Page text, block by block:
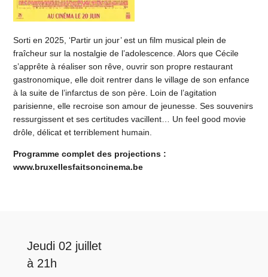
Sorti en 2025, ‘Partir un jour’ est un film musical plein de
fraîcheur sur la nostalgie de l’adolescence. Alors que Cécile
s’apprête à réaliser son rêve, ouvrir son propre restaurant
gastronomique, elle doit rentrer dans le village de son enfance
à la suite de l’infarctus de son père. Loin de l’agitation
parisienne, elle recroise son amour de jeunesse. Ses souvenirs
ressurgissent et ses certitudes vacillent… Un feel good movie
drôle, délicat et terriblement humain.
Programme complet des projections :
www.bruxellesfaitsoncinema.be
Jeudi 02 juillet
à 21h